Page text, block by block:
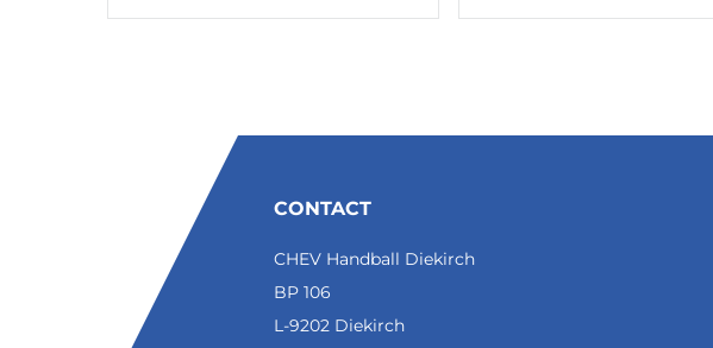
CONTACT
CHEV Handball Diekirch
BP 106
L-9202 Diekirch